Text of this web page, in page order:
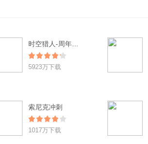
5923万下载
索尼克冲刺
1017万下载